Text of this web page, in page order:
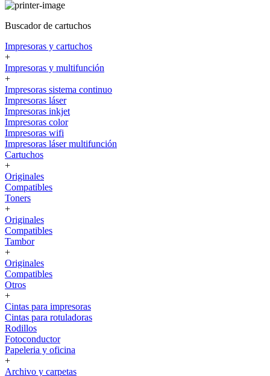
Buscador de cartuchos
Impresoras y cartuchos
+
Impresoras y multifunción
+
Impresoras sistema continuo
Impresoras láser
Impresoras inkjet
Impresoras color
Impresoras wifi
Impresoras láser multifunción
Cartuchos
+
Originales
Compatibles
Toners
+
Originales
Compatibles
Tambor
+
Originales
Compatibles
Otros
+
Cintas para impresoras
Cintas para rotuladoras
Rodillos
Fotoconductor
Papeleria y oficina
+
Archivo y carpetas